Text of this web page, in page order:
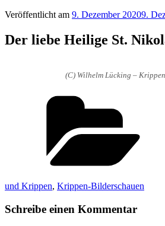
Veröffentlicht am 9. Dezember 20209.
Der liebe Heilige St.
(C) Wilhelm Lücking –
und Krippen, Krippen-Bilderschauen
Schreibe einen Kommentar